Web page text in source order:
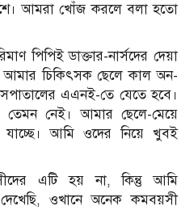
আমরা খোঁজ করলে বলা হতো
পিপিই ডাক্তার-নার্সদের দেয়া
আমার চিকিৎসক ছেলে কাল অন-
এএনই-তে যেতে হবে।
তেমন নেই। আমার ছেলে-মেয়ে
যাচ্ছে। আমি ওদের নিয়ে খুবই
এটি হয় না, কিন্তু আমি
ওখানে অনেক কমবয়সী